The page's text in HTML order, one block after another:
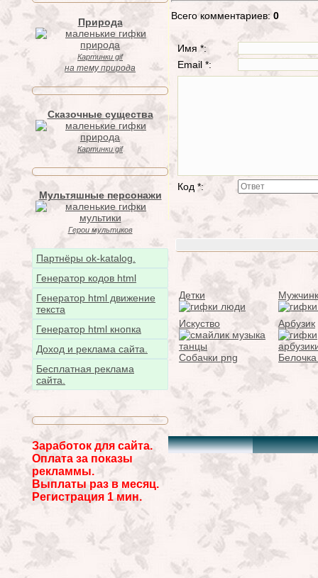
Природа
Картинки gif
на тему природа
Сказочные существа
Картинки gif
Мультяшные персонажи
Герои мультиков
Партнёры ok-katalog.
Генератор кодов html
Генератор html движение
текста
Генератор html кнопка
Доход и реклама сайта.
Бесплатная реклама
сайта.
Заработок для сайта.
Оплата за показы
рекламмы.
Выплаты раз в месяц.
Регистрация 1 мин.
Всего комментариев: 0
Имя *:
Email *:
Код *:
Детки
Искуство Арбузик
Собачки png